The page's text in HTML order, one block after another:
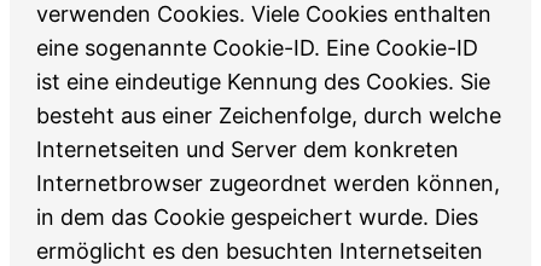
verwenden Cookies. Viele Cookies enthalten
eine sogenannte Cookie-ID. Eine Cookie-ID
ist eine eindeutige Kennung des Cookies. Sie
besteht aus einer Zeichenfolge, durch welche
Internetseiten und Server dem konkreten
Internetbrowser zugeordnet werden können,
in dem das Cookie gespeichert wurde. Dies
ermöglicht es den besuchten Internetseiten